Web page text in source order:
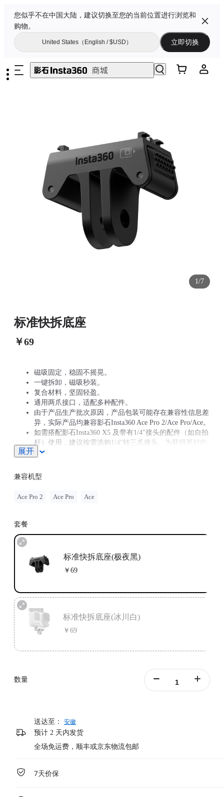
您似乎不在中国大陆，建议切换至您的当前位置进行浏览和
购物。
United States（English / $USD） 立即切换
1/7
标准快拆底座
￥69
磁吸固定，稳固不摇晃。
一键拆卸，磁吸秒装。
复合材料，坚固轻盈。
通用两爪接口，适配多种配件。
由于产品生产批次原因，产品包装可能存在兼容性信息差
异，实际产品均兼容影石Insta360 Ace Pro 2/Ace Pro/Ace。
如需搭配影石Insta360 X5 及带有1/4"接头的配件（如自拍
杆）使用，建议按需选购1/4"转三爪接头。为获得更好的
使用体验，建议选购 X5 磁吸快拆配件或磁吸快拆配件
展开
兼容机型
Ace Pro 2 Ace Pro Ace
套餐
标准快拆底座(极夜黑)
￥69
标准快拆底座(冰川白)
￥69
数量
送达至： 安徽
预计 2 天内发货
全场免运费，顺丰或京东物流包邮
7天价保